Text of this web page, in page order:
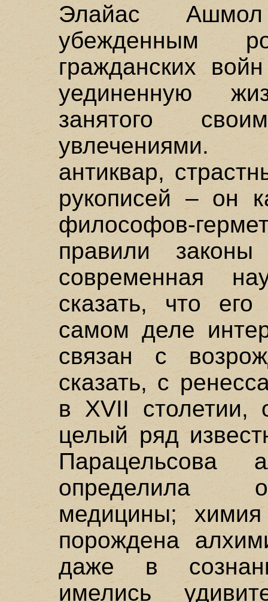
Элайас
убежденным
гражданских
уединенную
занятого
увлечениями.
антиквар,
рукописей – он
философов-
правили
современная
сказать, что
самом деле
связан с
сказать, с
в XVII столетии,
целый ряд
Парацельсова
определила
медицины;
порождена
даже в
имелись